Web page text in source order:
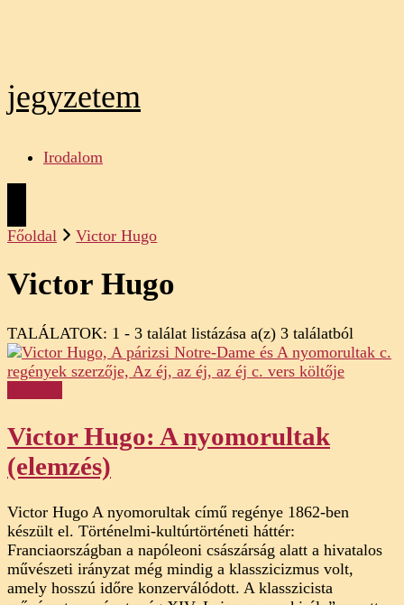
jegyzetem
Irodalom
Főoldal Victor Hugo
Victor Hugo
TALÁLATOK: 1 - 3 találat listázása a(z) 3 találatból
Victor Hugo: A nyomorultak
(elemzés)
Victor Hugo A nyomorultak című regénye 1862-ben
készült el. Történelmi-kultúrtörténeti háttér:
Franciaországban a napóleoni császárság alatt a hivatalos
művészeti irányzat még mindig a klasszicizmus volt,
amely hosszú időre konzerválódott. A klasszicista